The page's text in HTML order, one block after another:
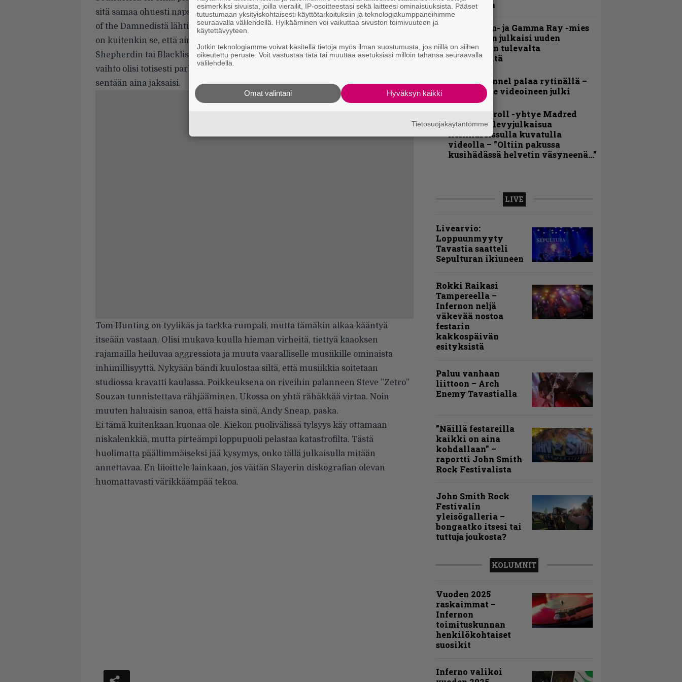
sitä samaa ohuesti napsuvaa ja kliinistä nakutusta, jota bändi on tehnyt Tempo
of the Damnedistä lähtien. Tuohon mainioon paluulevyyn verrattuna poikkeus
on kuitenkin se, että ainuttakaan Scar Spangled Bannerin, War Is My
Shepherdin tai Blacklistin veroista kappaletta ei löydy. Tuottajan ja tekotavan
vaihto olisi totisesti parhaillaan. Kabanossi on hyvää, mutta ei sitä helvetti
sentään aina jaksaisi.
Tom Hunting on tyylikäs ja tarkka rumpali, mutta tämäkin alkaa kääntyä
itseään vastaan. Olisi mukava kuulla hieman virheitä, tiettyä kaaoksen
rajamailla heiluvaa aggressiota ja muuta vaaralliselle musiikille ominaista
inhimillisyyttä. Nykyään bändi kuulostaa siltä, että musiikkia soitetaan
studiossa kravatti kaulassa. Poikkeuksena on riveihin palanneen Steve ”Zetro”
Souzan tunnistettava rähjääminen. Ukossa on yhtä rähäkkää virtaa. Noin
muuten haluaisin sanoa, että haista sinä, Andy Sneap, paska.
Ei tämä kuitenkaan kuonaa ole. Kiekon puolivälissä tylsyys käy ottamaan
niskalenkkiä, mutta pirteämpi loppupuoli pelastaa katastrofilta. Tästä
huolimatta päällimmäiseksi jää kysymys, onko tällä julkaisulla mitään
annettavaa. En liioittele lainkaan, jos väitän Slayerin diskografian olevan
huomattavasti värikkäämpää tekoa.
videollaan
Helloween- ja Gamma Ray -mies
Kai Hansen julkaisi uuden
maistiaisen tulevalta
soololevyltä
Blind Channel palaa rytinällä –
tuplasingle videoineen julki
Thrash ’n’ roll -yhtye Madred
ryydittää levyjulkaisua
keikkareissulla kuvatulla
videolla – ”Oltiin pakussa
kusihädässä helvetin väsyneenä…”
LIVE
Livearvio:
Loppuunmyyty
Tavastia saatteli
Sepulturan ikiuneen
Rokki Raikasi
Tampereella –
Infernon neljä
väkevää nostoa
festarin
kakkospäivän
esityksistä
Paluu vanhaan
liittoon – Arch
Enemy Tavastialla
”Näillä festareilla
kaikki on aina
kohdallaan” –
raportti John Smith
Rock Festivalista
John Smith Rock
Festivalin
yleisögalleria –
bongaatko itsesi tai
tuttuja joukosta?
KOLUMNIT
Vuoden 2025
raskaimmat –
Infernon
toimituskunnan
henkilökohtaiset
suosikit
Inferno valikoi
esimerkiksi sivuista, joilla vierailit, IP-osoitteestasi sekä laitteesi ominaisuuksista. Pääset
tutustumaan yksityiskohtaisesti käyttötarkoituksiin ja teknologiakumppaneihimme
seuraavalla välilehdellä. Hylkääminen voi vaikuttaa sivuston toimivuuteen ja
käytettävyyteen.
Jotkin teknologiamme voivat käsitellä tietoja myös ilman suostumusta, jos niillä on siihen
oikeutettu peruste. Voit vastustaa tätä tai muuttaa asetuksiasi milloin tahansa seuraavalla
välilehdellä.
Hyväksyn kaikki
Omat valintani
Tietosuojakäytäntömme